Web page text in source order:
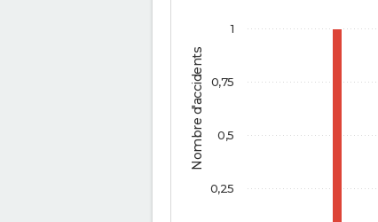
Nombre d'accidents
1
0,25
0,5
0,75